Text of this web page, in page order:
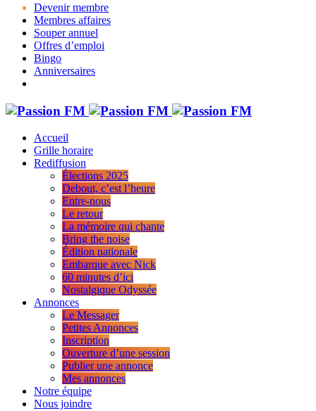
Devenir membre
Membres affaires
Souper annuel
Offres d’emploi
Bingo
Anniversaires
Accueil
Grille horaire
Rediffusion
Élections 2025
Debout, c’est l’heure
Entre-nous
Le retour
La mémoire qui chante
Bring the noise
Édition nationale
Embarque avec Nick
60 minutes d’ici
Nostalgique Odyssée
Annonces
Le Messager
Petites Annonces
Inscription
Ouverture d’une session
Publier une annonce
Mes annonces
Notre équipe
Nous joindre